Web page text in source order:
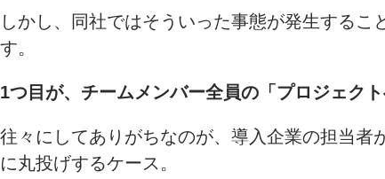
しかし、同社ではそういった事態が発生する
す。
1つ目が、チームメンバー全員の「プロジェク
往々にしてありがちなのが、導入企業の担当
に丸投げするケース。